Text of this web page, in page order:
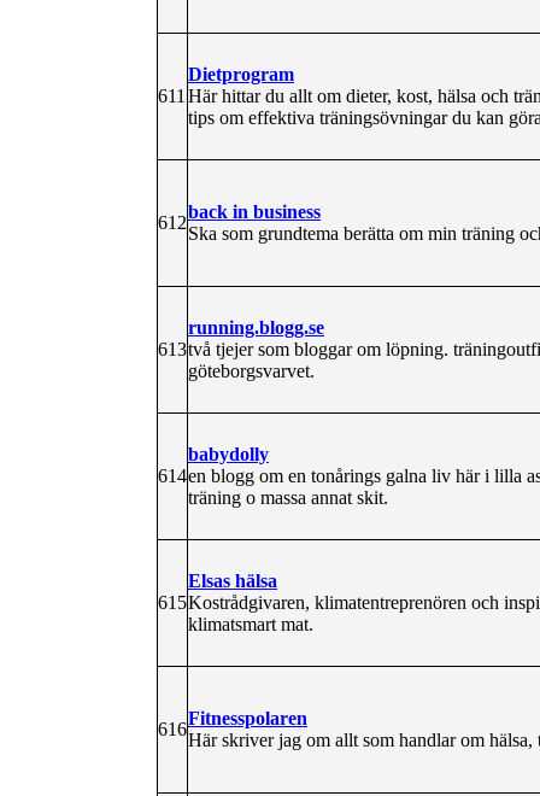
611
Dietprogram
Här hittar du allt om dieter, kost, hälsa och
tips om effektiva träningsövningar du kan
612
back in business
Ska som grundtema berätta om min träning
613
running.blogg.se
två tjejer som bloggar om löpning.
göteborgsvarvet.
614
babydolly
en blogg om en tonårings galna liv här i lilla
träning o massa annat skit.
615
Elsas hälsa
Kostrådgivaren, klimatentreprenören och
klimatsmart mat.
616
Fitnesspolaren
Här skriver jag om allt som handlar om